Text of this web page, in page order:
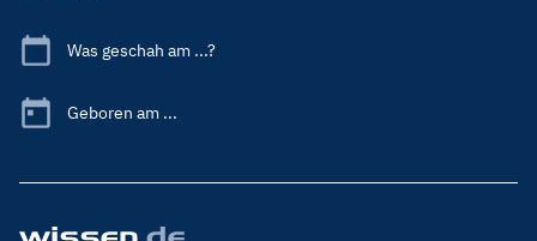
Was geschah am ...?
Geboren am ...